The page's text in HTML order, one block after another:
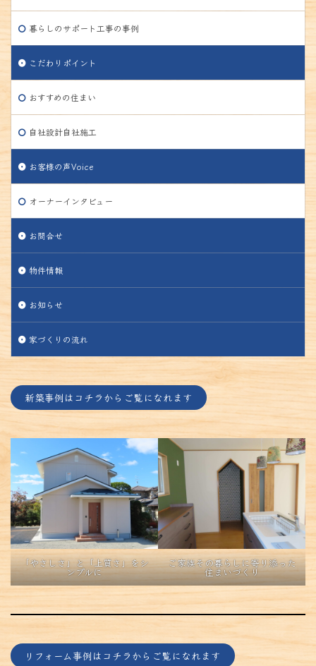
暮らしのサポート工事の事例
こだわりポイント
おすすめの住まい
自社設計自社施工
お客様の声Voice
オーナーインタビュー
お問合せ
物件情報
お知らせ
家づくりの流れ
新築事例はコチラからご覧になれます
「やさしさ」と「上質さ」をシ
ンプルに
ご家族その暮らしに寄り添った
住まいづくり
リフォーム事例はコチラからご覧になれます